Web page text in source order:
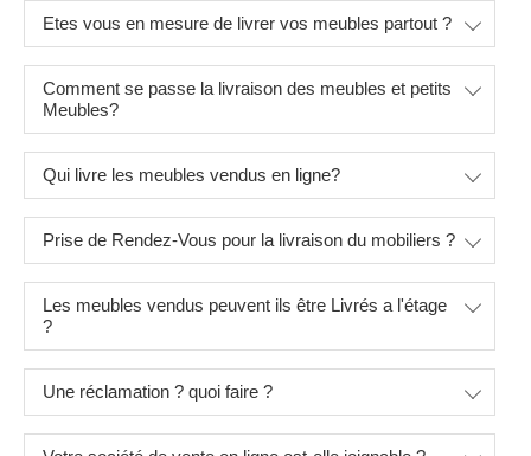
Etes vous en mesure de livrer vos meubles partout ?
Comment se passe la livraison des meubles et petits
Meubles?
Qui livre les meubles vendus en ligne?
Prise de Rendez-Vous pour la livraison du mobiliers ?
Les meubles vendus peuvent ils être Livrés a l'étage
?
Une réclamation ? quoi faire ?